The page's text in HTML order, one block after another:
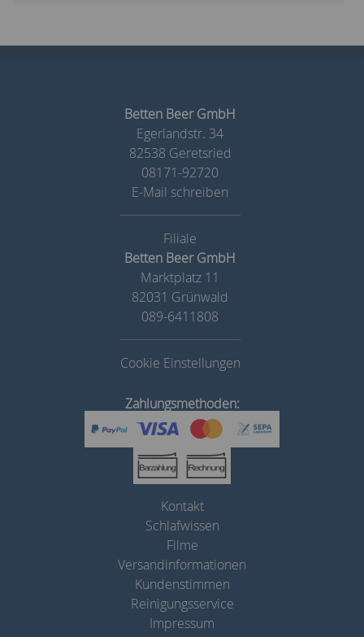
Betten Beer GmbH
Egerlandstr. 34
82538 Geretsried
08171-92720
E-Mail schreiben
Betten Beer GmbH
Marktplatz 11
82031 Grünwald
089-6411808
Cookie Einstellungen
Zahlungsmethoden:
Kontakt
Schlafwissen
Filme
Versandinformationen
Kundenstimmen
Reinigungsservice
Impressum